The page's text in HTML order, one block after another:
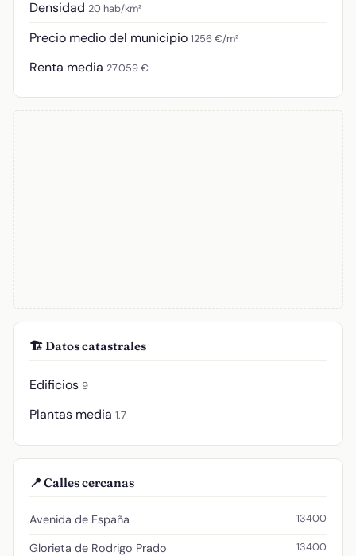
Densidad 20 hab/km²
Precio medio del municipio 1256 €/m²
Renta media 27.059 €
🏗️ Datos catastrales
Edificios 9
Plantas media 1.7
📍 Calles cercanas
Avenida de España 13400
Glorieta de Rodrigo Prado 13400